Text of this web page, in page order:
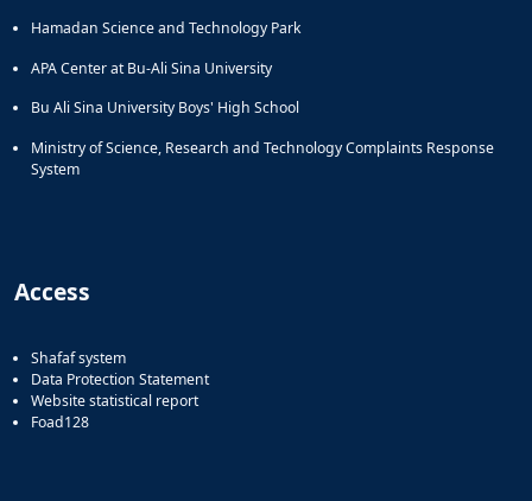
Hamadan Science and Technology Park
APA Center at Bu-Ali Sina University
Bu Ali Sina University Boys' High School
Ministry of Science, Research and Technology Complaints Response
System
Access
Shafaf system
Data Protection Statement
Website statistical report
Foad128